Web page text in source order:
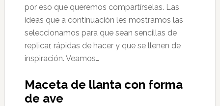
por eso que queremos compartírselas. Las
ideas que a continuación les mostramos las
seleccionamos para que sean sencillas de
replicar, rápidas de hacer y que se llenen de
inspiración. Veamos…
Maceta de llanta con forma
de ave